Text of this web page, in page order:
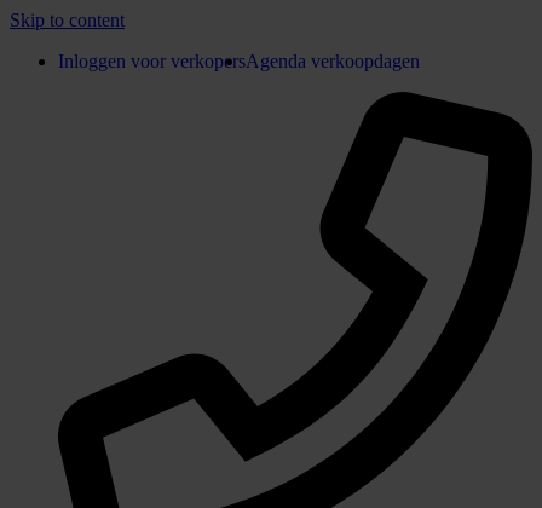
Skip to content
Inloggen voor verkopersAgenda verkoopdagen